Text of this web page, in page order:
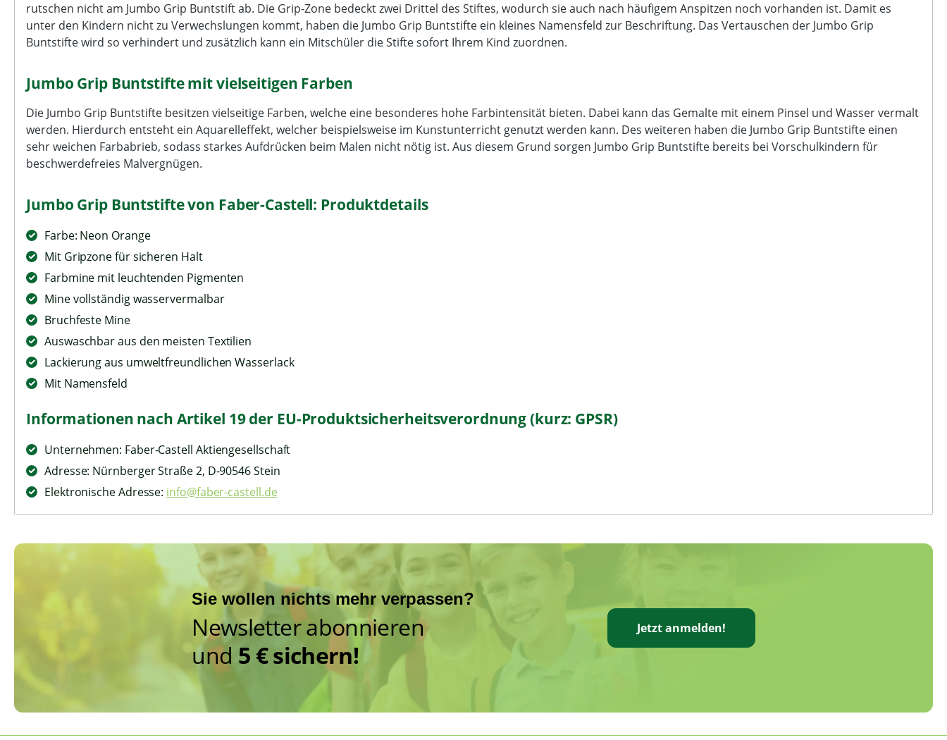
rutschen nicht am Jumbo Grip Buntstift ab. Die Grip-Zone bedeckt zwei Drittel des Stiftes, wodurch sie auch nach häufigem Anspitzen noch vorhanden ist. Damit es
unter den Kindern nicht zu Verwechslungen kommt, haben die Jumbo Grip Buntstifte ein kleines Namensfeld zur Beschriftung. Das Vertauschen der Jumbo Grip
Buntstifte wird so verhindert und zusätzlich kann ein Mitschüler die Stifte sofort Ihrem Kind zuordnen.
Jumbo Grip Buntstifte mit vielseitigen Farben
Die Jumbo Grip Buntstifte besitzen vielseitige Farben, welche eine besonderes hohe Farbintensität bieten. Dabei kann das Gemalte mit einem Pinsel und Wasser vermalt
werden. Hierdurch entsteht ein Aquarelleffekt, welcher beispielsweise im Kunstunterricht genutzt werden kann. Des weiteren haben die Jumbo Grip Buntstifte einen
sehr weichen Farbabrieb, sodass starkes Aufdrücken beim Malen nicht nötig ist. Aus diesem Grund sorgen Jumbo Grip Buntstifte bereits bei Vorschulkindern für
beschwerdefreies Malvergnügen.
Jumbo Grip Buntstifte von Faber-Castell: Produktdetails
Farbe: Neon Orange
Mit Gripzone für sicheren Halt
Farbmine mit leuchtenden Pigmenten
Mine vollständig wasservermalbar
Bruchfeste Mine
Auswaschbar aus den meisten Textilien
Lackierung aus umweltfreundlichen Wasserlack
Mit Namensfeld
Informationen nach Artikel 19 der EU-Produktsicherheitsverordnung (kurz: GPSR)
Unternehmen: Faber-Castell Aktiengesellschaft
Adresse: Nürnberger Straße 2, D-90546 Stein
Elektronische Adresse: info@faber-castell.de
Sie wollen nichts mehr verpassen?
Newsletter abonnieren
und 5 € sichern!
Jetzt anmelden!